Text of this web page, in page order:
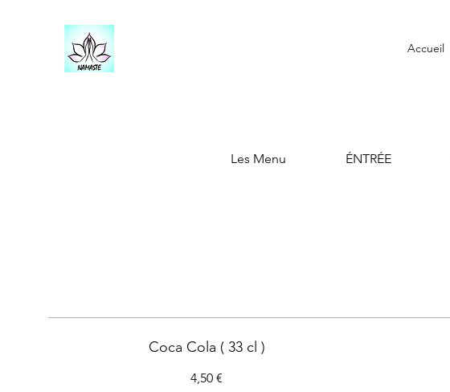
Accueil
Les Menu ÉNTRÉE
Coca Cola ( 33 cl )
4,50 €